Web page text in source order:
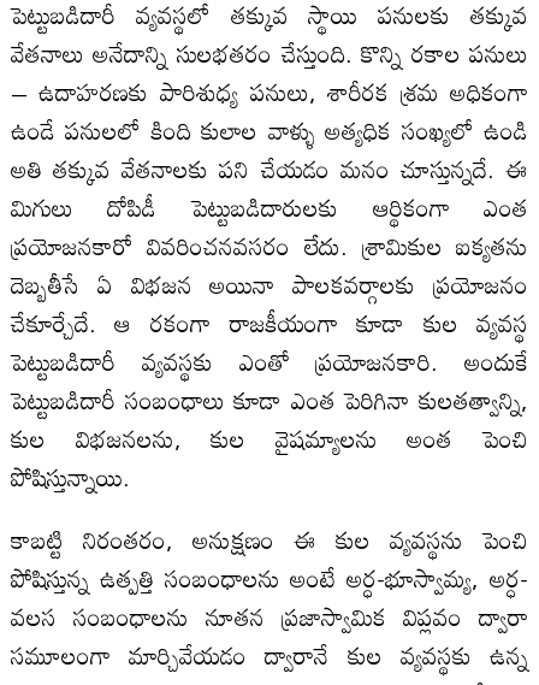
పెట్టుబడిదారీ వ్యవస్థలో తక్కువ స్థాయి పనులకు తక్కువ
వేతనాలు అనేదాన్ని సులభతరం చేస్తుంది. కొన్ని రకాల పనులు
– ఉదాహరణకు పారిశుధ్య పనులు, శారీరక శ్రమ అధికంగా
ఉండే పనులలో కింది కులాల వాళ్ళు అత్యధిక సంఖ్యలో ఉండి
అతి తక్కువ వేతనాలకు పని చేయడం మనం చూస్తున్నదే. ఈ
మిగులు దోపిడీ పెట్టుబడిదారులకు ఆర్థికంగా ఎంత
ప్రయోజనకారో వివరించనవసరం లేదు. శ్రామికుల ఐక్యతను
దెబ్బతీసే ఏ విభజన అయినా పాలకవర్గాలకు ప్రయోజనం
చేకూర్చేదే. ఆ రకంగా రాజకీయంగా కూడా కుల వ్యవస్థ
పెట్టుబడిదారీ వ్యవస్థకు ఎంతో ప్రయోజనకారి. అందుకే
పెట్టుబడిదారీ సంబంధాలు కూడా ఎంత పెరిగినా కులతత్వాన్ని,
కుల విభజనలను, కుల వైషమ్యాలను అంత పెంచి
పోషిస్తున్నాయి.
కాబట్టి నిరంతరం, అనుక్షణం ఈ కుల వ్యవస్థను పెంచి
పోషిస్తున్న ఉత్పత్తి సంబంధాలను అంటే అర్ధ-భూస్వామ్య, అర్ధ-
వలస సంబంధాలను నూతన ప్రజాస్వామిక విప్లవం ద్వారా
సమూలంగా మార్చివేయడం ద్వారానే కుల వ్యవస్థకు ఉన్న